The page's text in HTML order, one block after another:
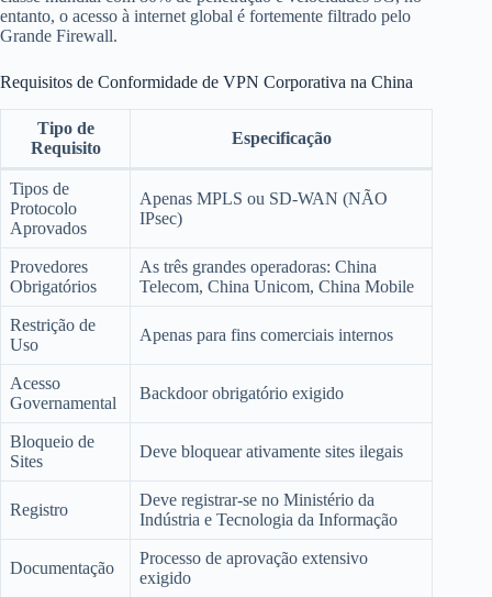
entanto, o acesso à internet global é fortemente filtrado pelo
Grande Firewall.
Requisitos de Conformidade de VPN Corporativa na China
Tipo de
Requisito
Especificação
Tipos de
Protocolo
Aprovados
Apenas MPLS ou SD-WAN (NÃO
IPsec)
Provedores
Obrigatórios
As três grandes operadoras: China
Telecom, China Unicom, China Mobile
Restrição de
Uso
Apenas para fins comerciais internos
Acesso
Governamental
Backdoor obrigatório exigido
Bloqueio de
Sites
Deve bloquear ativamente sites ilegais
Registro
Deve registrar-se no Ministério da
Indústria e Tecnologia da Informação
Documentação
Processo de aprovação extensivo
exigido